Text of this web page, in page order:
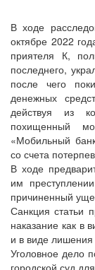
В ходе
октябре 2022
приятеля К,
последнего,
после чего
денежных
действуя из
похищенный
«Мобильный
со счета
В ходе
им
причиненный
Санкция статьи
наказание как в
и в виде
Уголовное дело